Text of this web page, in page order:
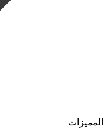
المميزات